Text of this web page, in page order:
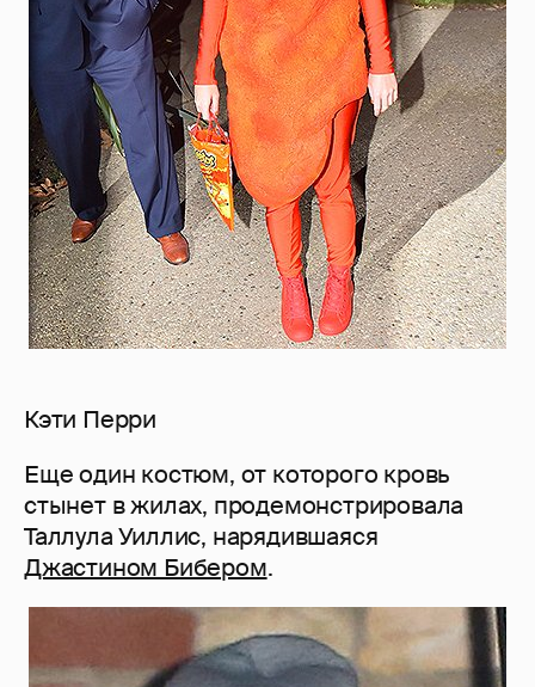
Кэти Перри
Еще один костюм, от которого кровь
стынет в жилах, продемонстрировала
Таллула Уиллис, нарядившаяся
Джастином Бибером.